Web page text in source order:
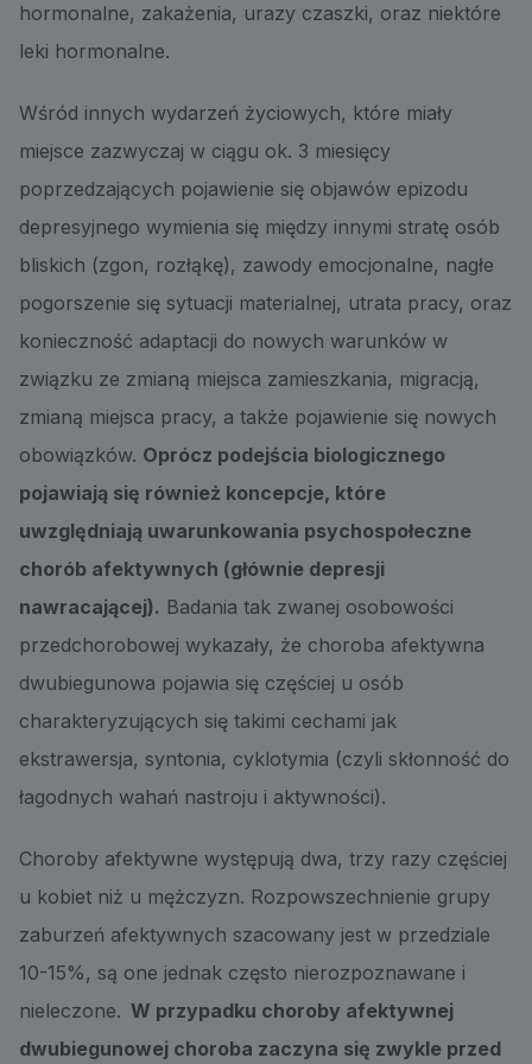
hormonalne, zakażenia, urazy czaszki, oraz niektóre
leki hormonalne.
Wśród innych wydarzeń życiowych, które miały
miejsce zazwyczaj w ciągu ok. 3 miesięcy
poprzedzających pojawienie się objawów epizodu
depresyjnego wymienia się między innymi stratę osób
bliskich (zgon, rozłąkę), zawody emocjonalne, nagłe
pogorszenie się sytuacji materialnej, utrata pracy, oraz
konieczność adaptacji do nowych warunków w
związku ze zmianą miejsca zamieszkania, migracją,
zmianą miejsca pracy, a także pojawienie się nowych
obowiązków. Oprócz podejścia biologicznego
pojawiają się również koncepcje, które
uwzględniają uwarunkowania psychospołeczne
chorób afektywnych (głównie depresji
nawracającej). Badania tak zwanej osobowości
przedchorobowej wykazały, że choroba afektywna
dwubiegunowa pojawia się częściej u osób
charakteryzujących się takimi cechami jak
ekstrawersja, syntonia, cyklotymia (czyli skłonność do
łagodnych wahań nastroju i aktywności).
Choroby afektywne występują dwa, trzy razy częściej
u kobiet niż u mężczyzn. Rozpowszechnienie grupy
zaburzeń afektywnych szacowany jest w przedziale
10-15%, są one jednak często nierozpoznawane i
nieleczone. W przypadku choroby afektywnej
dwubiegunowej choroba zaczyna się zwykle przed